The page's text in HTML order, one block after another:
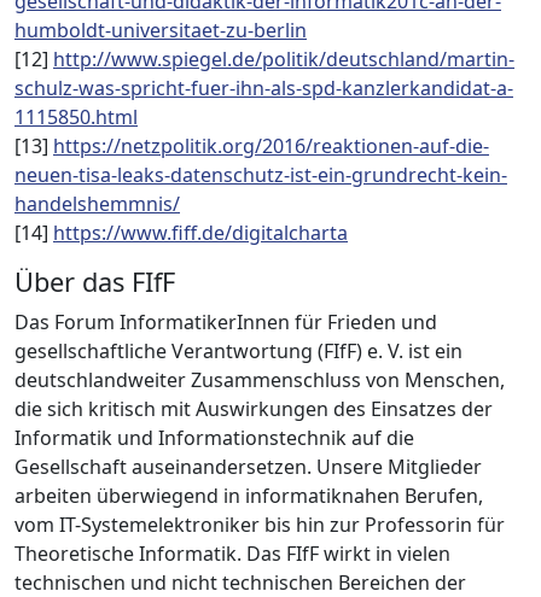
humboldt-universitaet-zu-berlin
[12] http://www.spiegel.de/politik/deutschland/martin-
schulz-was-spricht-fuer-ihn-als-spd-kanzlerkandidat-a-
1115850.html
[13] https://netzpolitik.org/2016/reaktionen-auf-die-
neuen-tisa-leaks-datenschutz-ist-ein-grundrecht-kein-
handelshemmnis/
[14] https://www.fiff.de/digitalcharta
Über das FIfF
Das Forum InformatikerInnen für Frieden und
gesellschaftliche Verantwortung (FIfF) e. V. ist ein
deutschlandweiter Zusammenschluss von Menschen,
die sich kritisch mit Auswirkungen des Einsatzes der
Informatik und Informationstechnik auf die
Gesellschaft auseinandersetzen. Unsere Mitglieder
arbeiten überwiegend in informatiknahen Berufen,
vom IT-Systemelektroniker bis hin zur Professorin für
Theoretische Informatik. Das FIfF wirkt in vielen
technischen und nicht technischen Bereichen der